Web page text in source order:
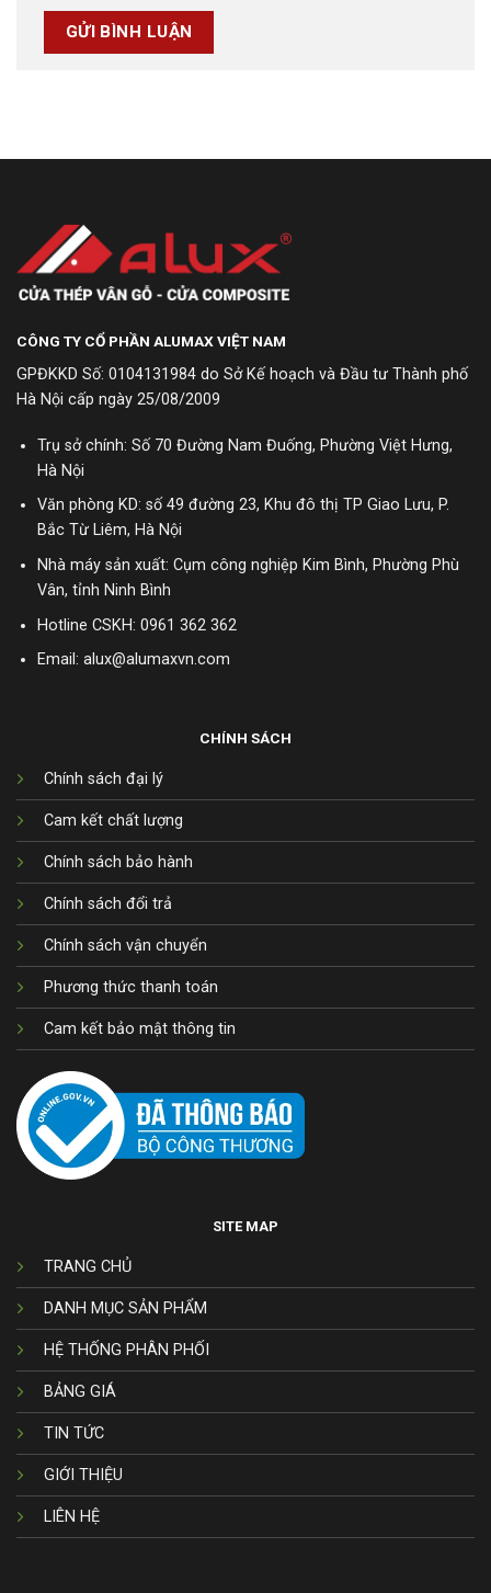
CÔNG TY CỔ PHẦN ALUMAX VIỆT NAM
GPĐKKD Số: 0104131984 do Sở Kế hoạch và Đầu tư Thành phố
Hà Nội cấp ngày 25/08/2009
Trụ sở chính: Số 70 Đường Nam Đuống, Phường Việt Hưng,
Hà Nội
Văn phòng KD: số 49 đường 23, Khu đô thị TP Giao Lưu, P.
Bắc Từ Liêm, Hà Nội
Nhà máy sản xuất: Cụm công nghiệp Kim Bình, Phường Phù
Vân, tỉnh Ninh Bình
Hotline CSKH: 0961 362 362
Email: alux@alumaxvn.com
CHÍNH SÁCH
Chính sách đại lý
Cam kết chất lượng
Chính sách bảo hành
Chính sách đổi trả
Chính sách vận chuyển
Phương thức thanh toán
Cam kết bảo mật thông tin
SITE MAP
TRANG CHỦ
DANH MỤC SẢN PHẨM
HỆ THỐNG PHÂN PHỐI
BẢNG GIÁ
TIN TỨC
GIỚI THIỆU
LIÊN HỆ